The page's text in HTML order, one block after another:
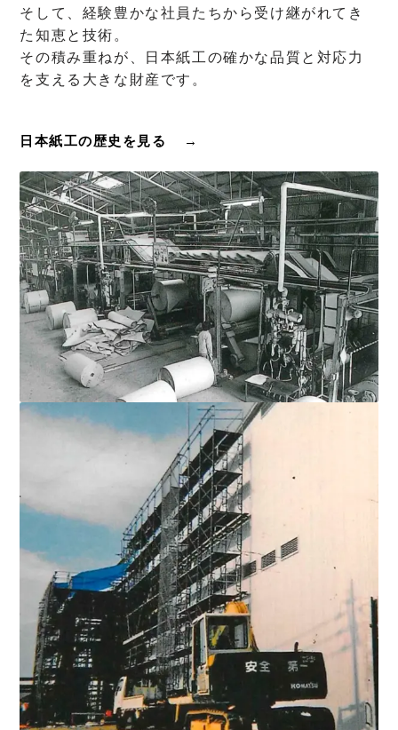
そして、経験豊かな社員たちから受け継がれてき
た知恵と技術。
その積み重ねが、日本紙工の確かな品質と対応力
を支える大きな財産です。
日本紙工の歴史を見る